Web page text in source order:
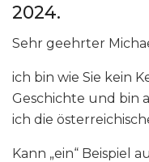
2024.
Sehr geehrter
ich bin wie Sie kein
Geschichte und bin
ich die
Kann „ein“ Beispiel